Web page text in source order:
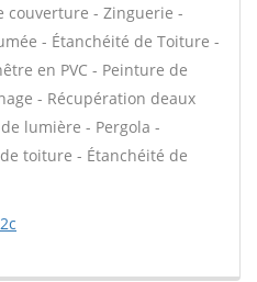
couverture - Zinguerie -
- Étanchéité de Toiture -
en PVC - Peinture de
- Récupération deaux
lumière - Pergola -
toiture - Étanchéité de